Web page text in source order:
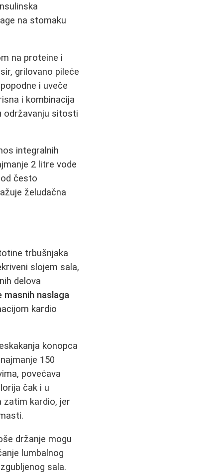
na stomaku
na proteine i
grilovano pileće
i uveče
i kombinacija
održavanju sitosti
integralnih
2 litre vode
često
želudačna
trbušnjaka
slojem sala,
delova
masnih naslaga
kardio
konopca
150
povećava
čak i u
zatim kardio, jer
držanje mogu
lumbalnog
sala.